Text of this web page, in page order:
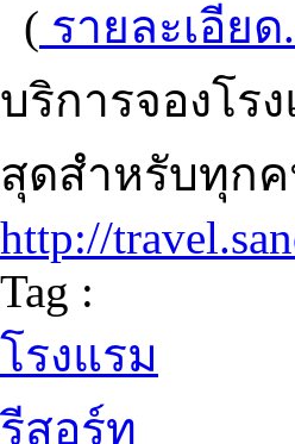
( รายละเอียด
บริการจองโร
สุดสำหรับทุก
http://
Tag :
โรงแรม
รีสอร์ท